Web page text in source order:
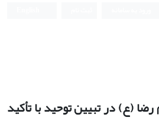
(ع) در تبیین توحید با تأکید